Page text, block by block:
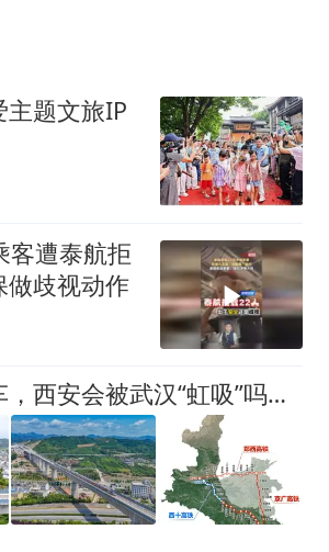
题文旅IP
客遭泰航拒
做歧视动作
西武高铁通车，西安会被武汉“虹吸”吗？2.5小时的双城记，更多的是机遇